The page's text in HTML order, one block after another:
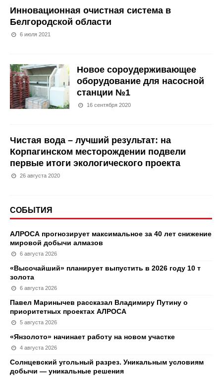
Инновационная очистная система в
Белгородской области
6 июля 2021
Новое сороудерживающее
оборудование для насосной
станции №1
16 сентября 2020
Чистая вода – лучший результат: на
Корпагинском месторождении подвели
первые итоги экологического проекта
26 августа 2020
СОБЫТИЯ
АЛРОСА прогнозирует максимальное за 40 лет снижение
мировой добычи алмазов
6 августа 2026
«Высочайший» планирует выпустить в 2026 году 10 т
золота
6 августа 2026
Павел Маринычев рассказал Владимиру Путину о
приоритетных проектах АЛРОСА
5 августа 2026
«Янзолото» начинает работу на новом участке
4 августа 2026
Солнцевский угольный разрез. Уникальным условиям
добычи — уникальные решения